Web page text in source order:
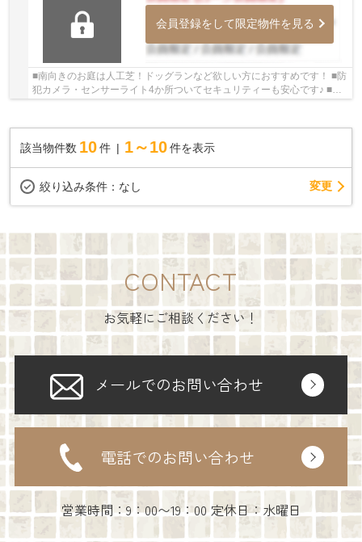
会員登録をして限定物件を見る
■南向きのお庭は人工芝！ドッグランなど欲しい方におすすめです！ ■防
犯カメラ・センサーライト4か所ついてセキュリティーも安心です♪ ■令
該当物件数 10件 1～10 件を表示
絞り込み条件： なし 変更
CONTACT
お気軽にご相談ください！
メールでのお問い合わせ
電話でのお問い合わせ
営業時間：9：00〜19：00 定休日：水曜日